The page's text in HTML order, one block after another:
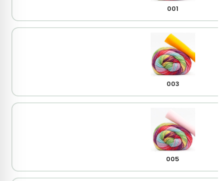
001
003
005